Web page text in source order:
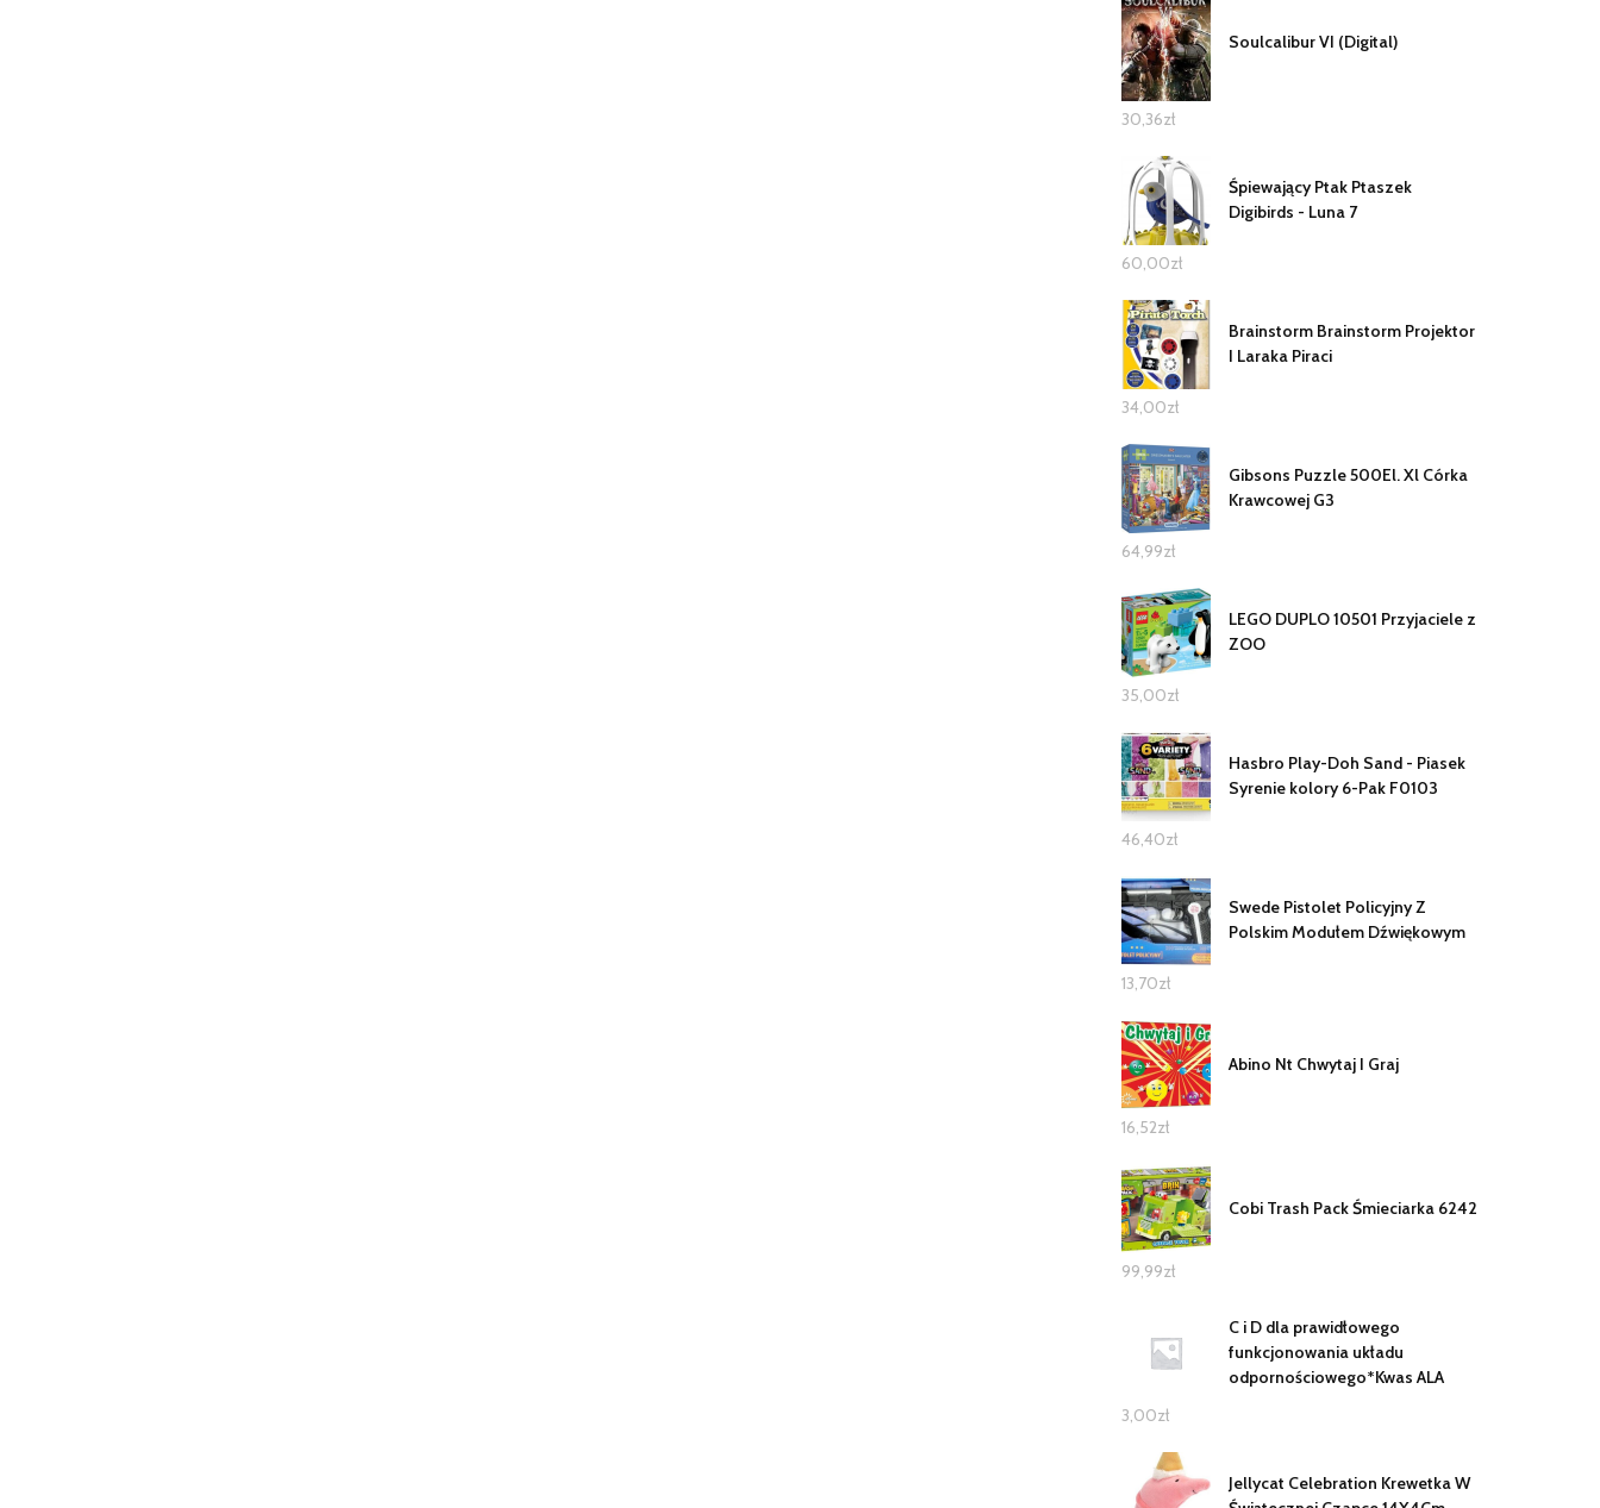
Soulcalibur VI (Digital)
30,36zł
Śpiewający Ptak Ptaszek
Digibirds - Luna 7
60,00zł
Brainstorm Brainstorm Projektor
I Laraka Piraci
34,00zł
Gibsons Puzzle 500El. Xl Córka
Krawcowej G3
64,99zł
LEGO DUPLO 10501 Przyjaciele z
ZOO
35,00zł
Hasbro Play-Doh Sand - Piasek
Syrenie kolory 6-Pak F0103
46,40zł
Swede Pistolet Policyjny Z
Polskim Modułem Dźwiękowym
13,70zł
Abino Nt Chwytaj I Graj
16,52zł
Cobi Trash Pack Śmieciarka 6242
99,99zł
C i D dla prawidłowego
funkcjonowania układu
odpornościowego*Kwas ALA
3,00zł
Jellycat Celebration Krewetka W